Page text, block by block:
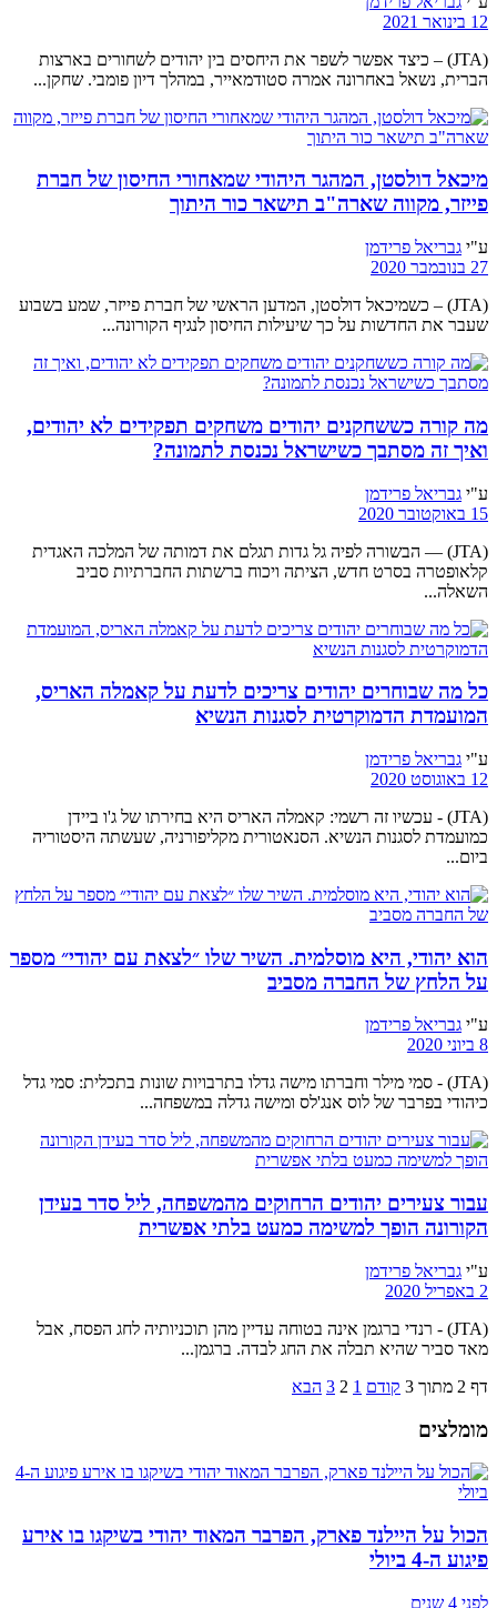
12 בינואר 2021
(JTA) – כיצד אפשר לשפר את היחסים בין יהודים לשחורים בארצות
הברית, נשאל באחרונה אמרה סטודמאייר, במהלך דיון פומבי. שחקן...
מיכאל דולסטן, המהגר היהודי שמאחורי החיסון של חברת
פייזר, מקווה שארה"ב תישאר כור היתוך
ע"י גבריאל פרידמן
27 בנובמבר 2020
(JTA) – כשמיכאל דולסטן, המדען הראשי של חברת פייזר, שמע בשבוע
שעבר את החדשות על כך שיעילות החיסון לנגיף הקורונה...
מה קורה כששחקנים יהודים משחקים תפקידים לא יהודים,
ואיך זה מסתבך כשישראל נכנסת לתמונה?
ע"י גבריאל פרידמן
15 באוקטובר 2020
(JTA) — הבשורה לפיה גל גדות תגלם את דמותה של המלכה האגדית
קלאופטרה בסרט חדש, הציתה ויכוח ברשתות החברתיות סביב
השאלה...
כל מה שבוחרים יהודים צריכים לדעת על קאמלה האריס,
המועמדת הדמוקרטית לסגנות הנשיא
ע"י גבריאל פרידמן
12 באוגוסט 2020
(JTA) - עכשיו זה רשמי: קאמלה האריס היא בחירתו של ג'ו ביידן
כמועמדת לסגנות הנשיא. הסנאטורית מקליפורניה, שעשתה היסטוריה
ביום...
הוא יהודי, היא מוסלמית. השיר שלו ״לצאת עם יהודי״ מספר
על הלחץ של החברה מסביב
ע"י גבריאל פרידמן
8 ביוני 2020
(JTA) - סמי מילר וחברתו מישה גדלו בתרבויות שונות בתכלית: סמי גדל
כיהודי בפרבר של לוס אנג'לס ומישה גדלה במשפחה...
עבור צעירים יהודים הרחוקים מהמשפחה, ליל סדר בעידן
הקורונה הופך למשימה כמעט בלתי אפשרית
ע"י גבריאל פרידמן
2 באפריל 2020
(JTA) - רנדי ברגמן אינה בטוחה עדיין מהן תוכניותיה לחג הפסח, אבל
מאד סביר שהיא תבלה את החג לבדה. ברגמן...
דף 2 מתוך 3
קודם 1
2
3 הבא
מומלצים
הכול על היילנד פארק, הפרבר המאוד יהודי בשיקגו בו אירע
פיגוע ה-4 ביולי
לפני 4 שנים